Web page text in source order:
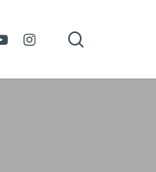
Instagram